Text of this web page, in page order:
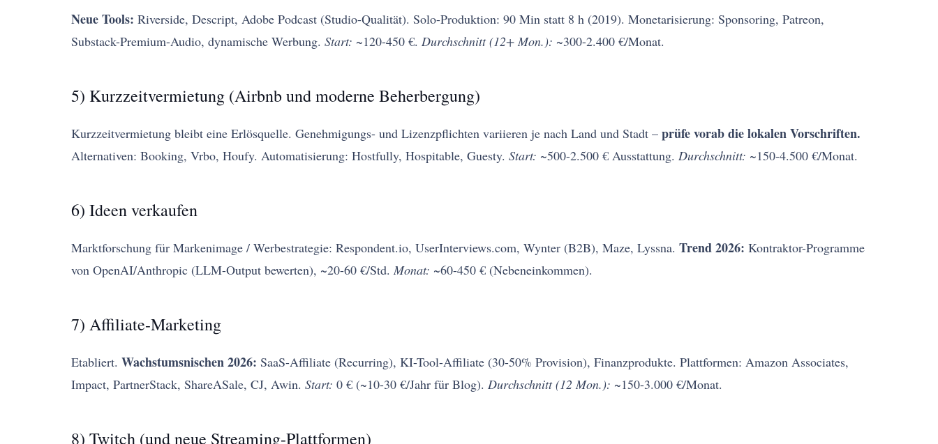
Neue Tools: Riverside, Descript, Adobe Podcast (Studio-Qualität). Solo-Produktion: 90 Min statt 8 h (2019). Monetarisierung: Sponsoring, Patreon,
Substack-Premium-Audio, dynamische Werbung. Start: ~120-450 €. Durchschnitt (12+ Mon.): ~300-2.400 €/Monat.
5) Kurzzeitvermietung (Airbnb und moderne Beherbergung)
Kurzzeitvermietung bleibt eine Erlösquelle. Genehmigungs- und Lizenzpflichten variieren je nach Land und Stadt – prüfe vorab die lokalen Vorschriften.
Alternativen: Booking, Vrbo, Houfy. Automatisierung: Hostfully, Hospitable, Guesty. Start: ~500-2.500 € Ausstattung. Durchschnitt: ~150-4.500 €/Monat.
6) Ideen verkaufen
Marktforschung für Markenimage / Werbestrategie: Respondent.io, UserInterviews.com, Wynter (B2B), Maze, Lyssna. Trend 2026: Kontraktor-Programme
von OpenAI/Anthropic (LLM-Output bewerten), ~20-60 €/Std. Monat: ~60-450 € (Nebeneinkommen).
7) Affiliate-Marketing
Etabliert. Wachstumsnischen 2026: SaaS-Affiliate (Recurring), KI-Tool-Affiliate (30-50% Provision), Finanzprodukte. Plattformen: Amazon Associates,
Impact, PartnerStack, ShareASale, CJ, Awin. Start: 0 € (~10-30 €/Jahr für Blog). Durchschnitt (12 Mon.): ~150-3.000 €/Monat.
8) Twitch (und neue Streaming-Plattformen)